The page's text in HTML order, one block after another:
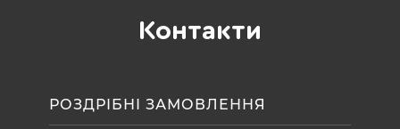
Контакти
РОЗДРІБНІ ЗАМОВЛЕННЯ